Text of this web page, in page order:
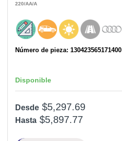
220/AA/A
Número de pieza: 130423565171400
Disponible
Desde $5,297.69
Hasta $5,897.77